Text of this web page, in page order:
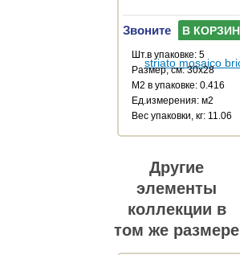
Звоните В КОРЗИНУ
Шт.в упаковке: 5
Размер, см: 30x28
М2 в упаковке: 0.416
Ед.измерения: м2
Веc упаковки, кг: 11.06
Другие
элементы
коллекции в
том же размере